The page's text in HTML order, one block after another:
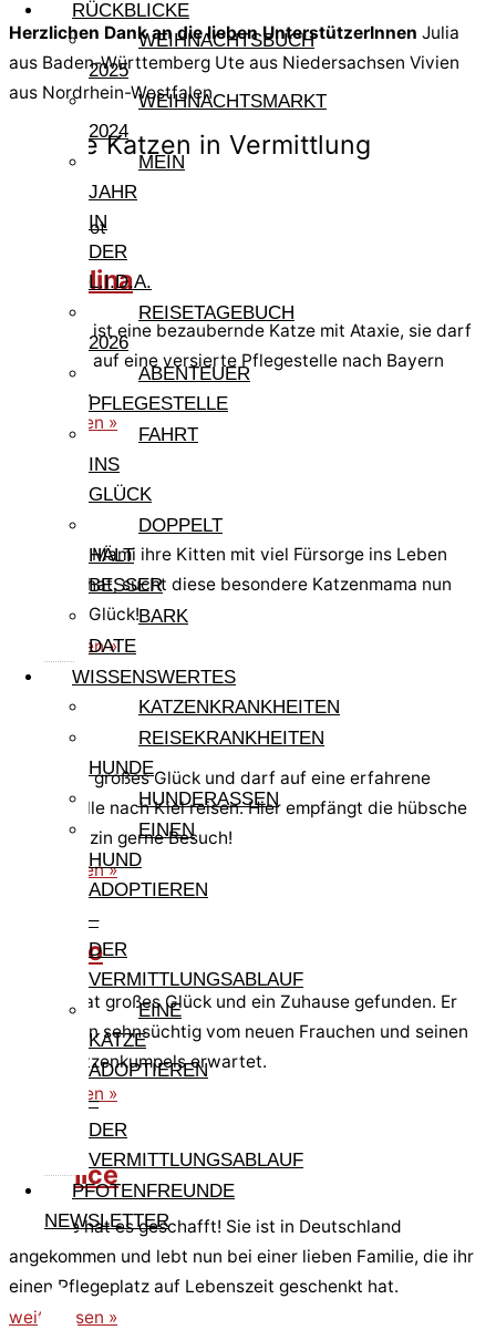
RÜCKBLICKE
WEIHNACHTSBUCH
2025
WEIHNACHTSMARKT
2024
MEIN
JAHR
IN
DER
L.I.D.A.
REISETAGEBUCH
2026
ABENTEUER
PFLEGESTELLE
FAHRT
INS
GLÜCK
DOPPELT
HÄLT
BESSER
BARK
DATE
WISSENSWERTES
KATZENKRANKHEITEN
REISEKRANKHEITEN
HUNDE
HUNDERASSEN
EINEN
HUND
ADOPTIEREN
–
DER
VERMITTLUNGSABLAUF
EINE
KATZE
ADOPTIEREN
–
DER
VERMITTLUNGSABLAUF
PFOTENFREUNDE
NEWSLETTER
Herzlichen Dank an die lieben UnterstützerInnen Julia
aus Baden-Württemberg Ute aus Niedersachsen Vivien
aus Nordrhein-Westfalen
Andere Katzen in Vermittlung
Pfote in Not
Tremolina
Tremolina ist eine bezaubernde Katze mit Ataxie, sie darf
im August auf eine versierte Pflegestelle nach Bayern
ausreisen.
weiterlesen »
Nachdem Mami ihre Kitten mit viel Fürsorge ins Leben
begleitet hat, sucht diese besondere Katzenmama nun
selbst ihr Glück!
weiterlesen »
Lidina
Lidina hat großes Glück und darf auf eine erfahrene
Pflegestelle nach Kiel reisen. Hier empfängt die hübsche
Glückskätzin gerne Besuch!
weiterlesen »
Cirillino
Cirillino hat großes Glück und ein Zuhause gefunden. Er
wird schon sehnsüchtig vom neuen Frauchen und seinen
neuen Katzenkumpels erwartet.
weiterlesen »
Cleonice
Cleonice hat es geschafft! Sie ist in Deutschland
angekommen und lebt nun bei einer lieben Familie, die ihr
einen Pflegeplatz auf Lebenszeit geschenkt hat.
weiterlesen »